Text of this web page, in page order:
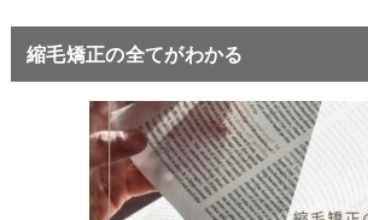
縮毛矯正の全てがわかる